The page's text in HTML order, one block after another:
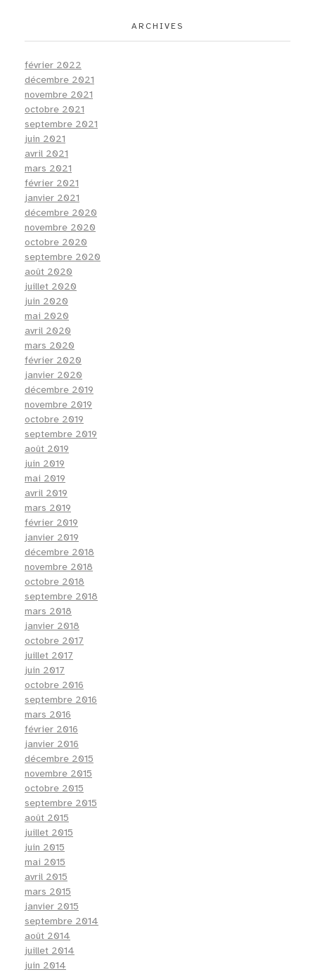
ARCHIVES
février 2022
décembre 2021
novembre 2021
octobre 2021
septembre 2021
juin 2021
avril 2021
mars 2021
février 2021
janvier 2021
décembre 2020
novembre 2020
octobre 2020
septembre 2020
août 2020
juillet 2020
juin 2020
mai 2020
avril 2020
mars 2020
février 2020
janvier 2020
décembre 2019
novembre 2019
octobre 2019
septembre 2019
août 2019
juin 2019
mai 2019
avril 2019
mars 2019
février 2019
janvier 2019
décembre 2018
novembre 2018
octobre 2018
septembre 2018
mars 2018
janvier 2018
octobre 2017
juillet 2017
juin 2017
octobre 2016
septembre 2016
mars 2016
février 2016
janvier 2016
décembre 2015
novembre 2015
octobre 2015
septembre 2015
août 2015
juillet 2015
juin 2015
mai 2015
avril 2015
mars 2015
janvier 2015
septembre 2014
août 2014
juillet 2014
juin 2014